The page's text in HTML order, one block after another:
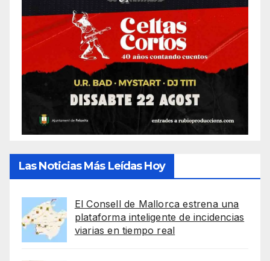
Las Noticias Más Leídas Hoy
El Consell de Mallorca estrena una
plataforma inteligente de incidencias
viarias en tiempo real